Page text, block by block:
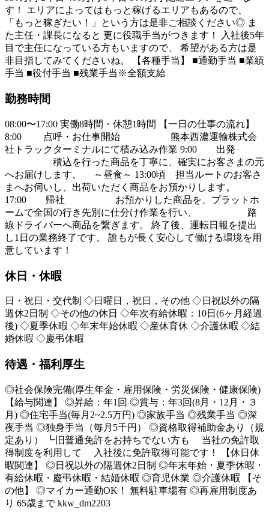
す！ エリアによってはもっと稼げるエリアもあるので、
「もっと稼ぎたい！」という方は是非ご相談ください◎ ま
た主任・課長になると 更に役職手当がつきます！ 入社後5年
目で主任になっている方もいますので、 希望がある方は是
非目指してみてくださいね。 【各種手当】 ■通勤手当 ■業績
手当 ■役付手当 ■残業手当※全額支給
勤務時間
08:00〜17:00 実働8時間・休憩1時間 【一日の仕事の流れ】
8:00 点呼・お仕事開始 熊本西濃運輸株式会
社トラックターミナルにて積み込み作業 9:00 出発
積込を行った商品を丁寧に、確実にお客さまの元
へお届けします。 ～昼食～ 13:00頃 担当ルートのお客さ
まへお伺いし、出荷いただく商品をお預かりします。
17:00 帰社 お預かりした商品を、プラットホ
ームで全国の行き先別に仕分け作業を行い、 路
線ドライバーへ商品を繋ぎます。 終了後、運転日報を提出
し1日の業務終了です。 誰もが長く安心して働ける環境を用
意しています！
休日・休暇
日・祝日・交代制 ◇日曜日，祝日，その他 ◇日祝以外の隔
週休2日制 ◇その他の休日 ◇年次有給休暇：10日(6ヶ月経過
後) ◇夏季休暇 ◇年末年始休暇 ◇産休育休 ◇介護休暇 ◇結
婚休暇 ◇慶弔休暇
待遇・福利厚生
◎社会保険完備(厚生年金・雇用保険・労災保険・健康保険)
【給与関連】 ◎昇給：年1回 ◎賞与：年3回(8月・12月・３
月) ◎住宅手当(毎月2~2.5万円) ◎家族手当 ◎残業手当 ◎深
夜手当 ◎独身手当（毎月5千円） ◎資格取得補助金あり（規
定あり） ┗旧普通免許をお持ちでない方も 当社の免許取
得制度を利用して 入社後に免許取得可能です！ 【休日休
暇関連】 ◎日祝以外の隔週休2日制 ◎年末年始・夏季休暇・
有給休暇・慶弔休暇・結婚休暇 ◎育児休業 ◎介護休暇 【そ
の他】 ◎マイカー通勤OK！ 無料駐車場有 ◎再雇用制度あ
り 65歳まで kkw_dm2203